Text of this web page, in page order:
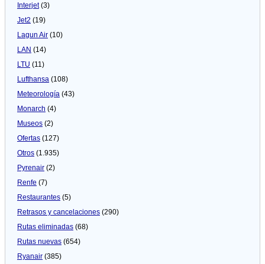
Interjet(3)
Jet2 (19)
Lagun Air (10)
LAN (14)
LTU (11)
Lufthansa (108)
Meteorologí­a (43)
Monarch (4)
Museos (2)
Ofertas (127)
Otros (1.935)
Pyrenair (2)
Renfe (7)
Restaurantes (5)
Retrasos y cancelaciones (290)
Rutas eliminadas (68)
Rutas nuevas (654)
Ryanair (385)